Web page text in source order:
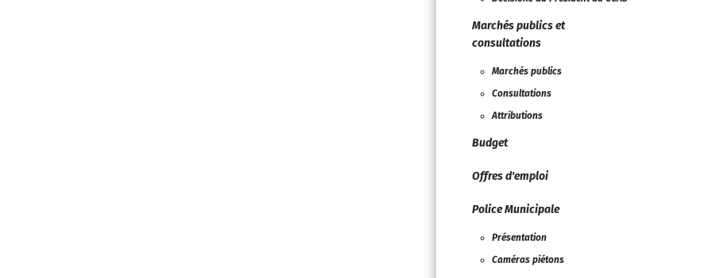
Marchés publics et
consultations
Marchés publics
Consultations
Attributions
Budget
Offres d'emploi
Police Municipale
Présentation
Caméras piétons